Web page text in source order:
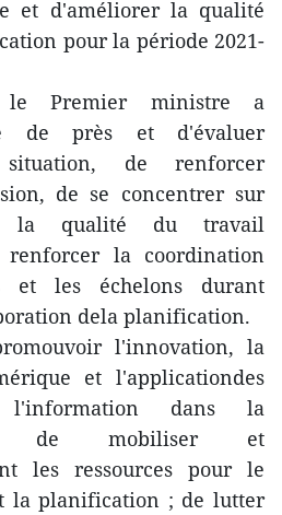
et d'améliorer la qualité
pour la période 2021-
le Premier ministre a
de près et d'évaluer
de renforcer
de se concentrer sur
la qualité du travail
la coordination
et les échelons durant
dela planification.
l'innovation, la
et l'applicationdes
l'information dans la
; de mobiliser et
les ressources pour le
la planification ; de lutter